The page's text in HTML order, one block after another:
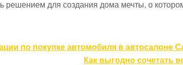
решением для создания дома мечты, о
по покупке автомобиля в автосалоне
Как выгодно сочетать